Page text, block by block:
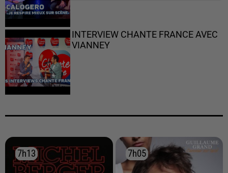
INTERVIEW CHANTE FRANCE AVEC
VIANNEY
7h13
7h13 7h05
7h05